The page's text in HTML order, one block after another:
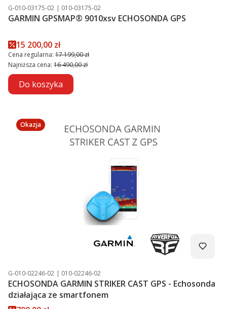
Kod produktu
G-010-03175-02 Kod producenta
010-03175-02
GARMIN GPSMAP® 9010xsv ECHOSONDA GPS
Cena promocyjna
15 200,00 zł
Cena regularna: 17 199,00 zł
Najniższa cena: 16 490,00 zł
Do koszyka
Okazja
Kod produktu
G-010-02246-02 Kod producenta
010-02246-02
ECHOSONDA GARMIN STRIKER CAST GPS - Echosonda
działająca ze smartfonem